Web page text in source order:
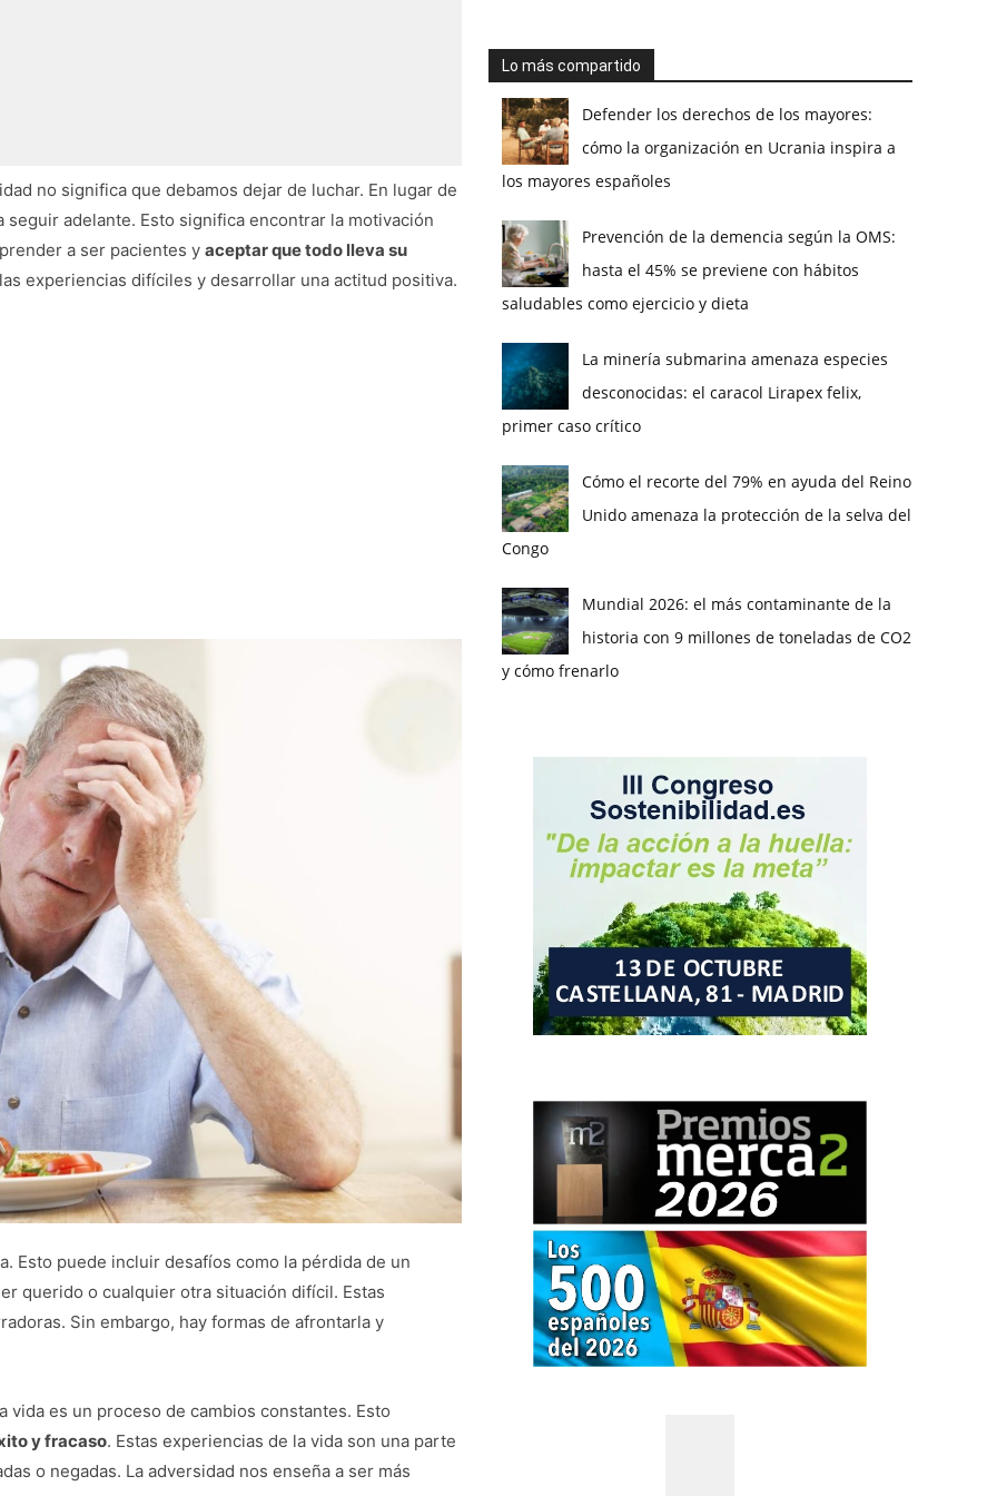
no significa que debamos dejar de luchar. En lugar de
adelante. Esto significa encontrar la motivación
a ser pacientes y aceptar que todo lleva su
experiencias difíciles y desarrollar una actitud positiva.
Esto puede incluir desafíos como la pérdida de un
querido o cualquier otra situación difícil. Estas
Sin embargo, hay formas de afrontarla y
vida es un proceso de cambios constantes. Esto
y fracaso. Estas experiencias de la vida son una parte
o negadas. La adversidad nos enseña a ser más
Lo más compartido
Defender los derechos de los mayores:
cómo la organización en Ucrania inspira a
los mayores españoles
Prevención de la demencia según la OMS:
hasta el 45% se previene con hábitos
saludables como ejercicio y dieta
La minería submarina amenaza especies
desconocidas: el caracol Lirapex felix,
primer caso crítico
Cómo el recorte del 79% en ayuda del Reino
Unido amenaza la protección de la selva del
Congo
Mundial 2026: el más contaminante de la
historia con 9 millones de toneladas de CO2
y cómo frenarlo